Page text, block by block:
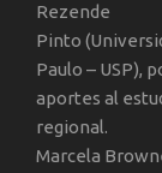
Rezende
Pinto
Paulo – USP),
aportes al
regional.
Marcela